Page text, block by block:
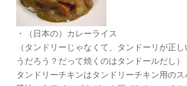
・（日本の）カレーライス
（タンドリーじゃなくて、タンドーリが正
うだろう？だって焼くのはタンドールだし）
タンドリーチキンはタンドリーチキン用のス